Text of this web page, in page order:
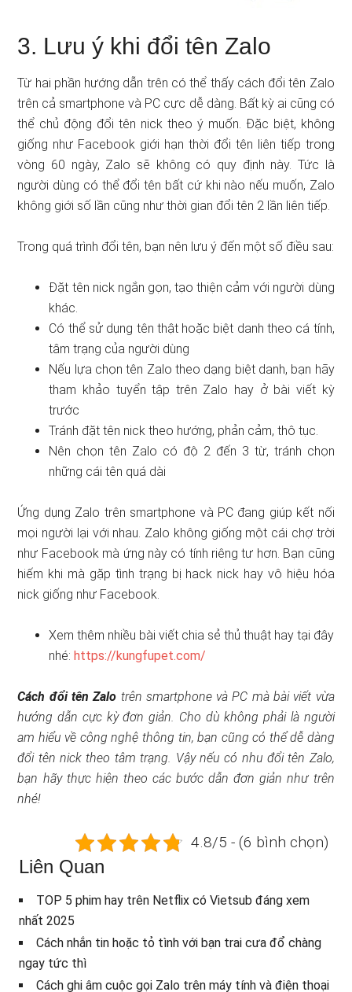
3. Lưu ý khi đổi tên Zalo
Từ hai phần hướng dẫn trên có thể thấy cách đổi tên Zalo
trên cả smartphone và PC cực dễ dàng. Bất kỳ ai cũng có
thể chủ động đổi tên nick theo ý muốn. Đặc biệt, không
giống như Facebook giới hạn thời đổi tên liên tiếp trong
vòng 60 ngày, Zalo sẽ không có quy định này. Tức là
người dùng có thể đổi tên bất cứ khi nào nếu muốn, Zalo
không giới số lần cũng như thời gian đổi tên 2 lần liên tiếp.
Trong quá trình đổi tên, bạn nên lưu ý đến một số điều sau:
Đặt tên nick ngắn gọn, tạo thiện cảm với người dùng
khác.
Có thể sử dụng tên thật hoặc biệt danh theo cá tính,
tâm trạng của người dùng
Nếu lựa chọn tên Zalo theo dạng biệt danh, bạn hãy
tham khảo tuyển tập trên Zalo hay ở bài viết kỳ
trước
Tránh đặt tên nick theo hướng, phản cảm, thô tục.
Nên chọn tên Zalo có độ 2 đến 3 từ, tránh chọn
những cái tên quá dài
Ứng dụng Zalo trên smartphone và PC đang giúp kết nối
mọi người lại với nhau. Zalo không giống một cái chợ trời
như Facebook mà ứng này có tính riêng tư hơn. Bạn cũng
hiếm khi mà gặp tình trạng bị hack nick hay vô hiệu hóa
nick giống như Facebook.
Xem thêm nhiều bài viết chia sẻ thủ thuật hay tại đây
nhé:https://kungfupet.com/
Cách đổi tên Zalo trên smartphone và PC mà bài viết vừa
hướng dẫn cực kỳ đơn giản. Cho dù không phải là người
am hiểu về công nghệ thông tin, bạn cũng có thể dễ dàng
đổi tên nick theo tâm trạng. Vậy nếu có nhu đổi tên Zalo,
bạn hãy thực hiện theo các bước dẫn đơn giản như trên
nhé!
4.8/5 - (6 bình chọn)
Liên Quan
TOP 5 phim hay trên Netflix có Vietsub đáng xem
nhất 2025
Cách nhắn tin hoặc tỏ tình với bạn trai cưa đổ chàng
ngay tức thì
Cách ghi âm cuộc gọi Zalo trên máy tính và điện thoại